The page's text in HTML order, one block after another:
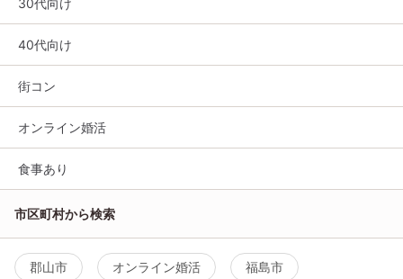
30代向け
40代向け
街コン
オンライン婚活
食事あり
市区町村から検索
郡山市 オンライン婚活 福島市